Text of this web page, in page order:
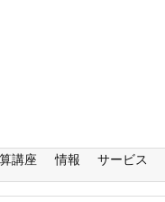
講座 情報 サービス